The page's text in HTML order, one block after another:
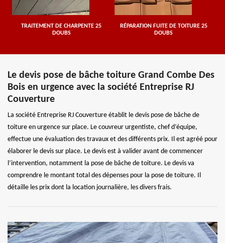
TRAITEMENT DE CHARPENTE 25
DOUBS
RÉPARATION FUITE DE TOITURE 25
DOUBS
Le devis pose de bâche toiture Grand Combe Des
Bois en urgence avec la société Entreprise RJ
Couverture
La société Entreprise RJ Couverture établit le devis pose de bâche de
toiture en urgence sur place. Le couvreur urgentiste, chef d’équipe,
effectue une évaluation des travaux et des différents prix. Il est agréé pour
élaborer le devis sur place. Le devis est à valider avant de commencer
l’intervention, notamment la pose de bâche de toiture. Le devis va
comprendre le montant total des dépenses pour la pose de toiture. Il
détaille les prix dont la location journalière, les divers frais.